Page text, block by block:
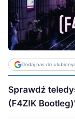
Dodaj nas do
Sprawdź
(F4ZIK